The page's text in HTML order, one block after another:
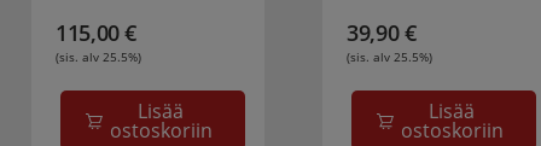
Lisää
ostoskoriin
115,00€
(sis. alv 25.5%)
Lisää
ostoskoriin
39,90€
(sis. alv 25.5%)